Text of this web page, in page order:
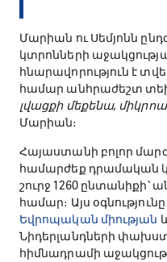
Մարիան ու Սեմյոնն
կտրոնների
հնարավորություն է
համար անհրաժեշտ
լվացքի մեքենա,
Մարիան։
Հայաստանի բոլոր
համարժեք դրամական
շուրջ 1260 ընտանիքի՝
համար։ Այս
Եվրոպական միության
Նիդերլանդների
հիմնադրամի